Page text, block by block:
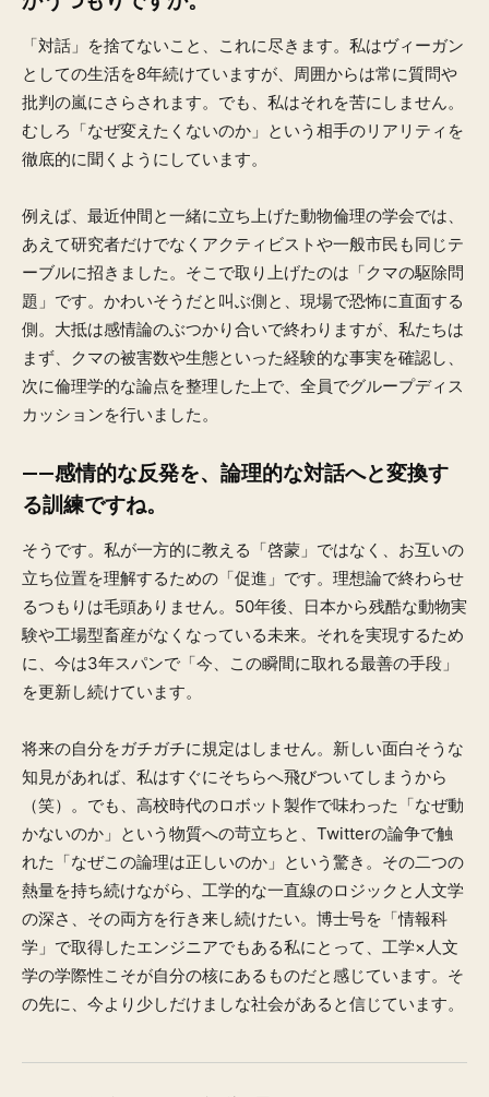
「対話」を捨てないこと、これに尽きます。私はヴィーガン
としての生活を8年続けていますが、周囲からは常に質問や
批判の嵐にさらされます。でも、私はそれを苦にしません。
むしろ「なぜ変えたくないのか」という相手のリアリティを
徹底的に聞くようにしています。
例えば、最近仲間と一緒に立ち上げた動物倫理の学会では、
あえて研究者だけでなくアクティビストや一般市民も同じテ
ーブルに招きました。そこで取り上げたのは「クマの駆除問
題」です。かわいそうだと叫ぶ側と、現場で恐怖に直面する
側。大抵は感情論のぶつかり合いで終わりますが、私たちは
まず、クマの被害数や生態といった経験的な事実を確認し、
次に倫理学的な論点を整理した上で、全員でグループディス
カッションを行いました。
——感情的な反発を、論理的な対話へと変換す
る訓練ですね。
そうです。私が一方的に教える「啓蒙」ではなく、お互いの
立ち位置を理解するための「促進」です。理想論で終わらせ
るつもりは毛頭ありません。50年後、日本から残酷な動物実
験や工場型畜産がなくなっている未来。それを実現するため
に、今は3年スパンで「今、この瞬間に取れる最善の手段」
を更新し続けています。
将来の自分をガチガチに規定はしません。新しい面白そうな
知見があれば、私はすぐにそちらへ飛びついてしまうから
（笑）。でも、高校時代のロボット製作で味わった「なぜ動
かないのか」という物質への苛立ちと、Twitterの論争で触
れた「なぜこの論理は正しいのか」という驚き。その二つの
熱量を持ち続けながら、工学的な一直線のロジックと人文学
の深さ、その両方を行き来し続けたい。博士号を「情報科
学」で取得したエンジニアでもある私にとって、工学×人文
学の学際性こそが自分の核にあるものだと感じています。そ
の先に、今より少しだけましな社会があると信じています。